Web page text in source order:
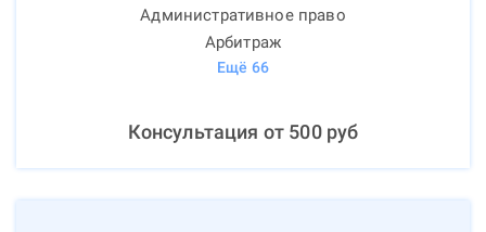
Административное право
Арбитраж
Ещё 66
Консультация от 500руб